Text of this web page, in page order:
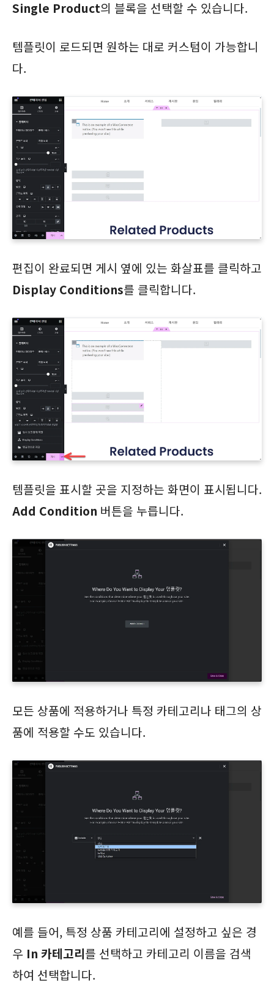
Single Product의 블록을 선택할 수 있습니다.
템플릿이 로드되면 원하는 대로 커스텀이 가능합니
다.
편집이 완료되면 게시 옆에 있는 화살표를 클릭하고
Display Conditions를 클릭합니다.
템플릿을 표시할 곳을 지정하는 화면이 표시됩니다.
Add Condition 버튼을 누릅니다.
모든 상품에 적용하거나 특정 카테고리나 태그의 상
품에 적용할 수도 있습니다.
예를 들어, 특정 상품 카테고리에 설정하고 싶은 경
우 In 카테고리를 선택하고 카테고리 이름을 검색
하여 선택합니다.